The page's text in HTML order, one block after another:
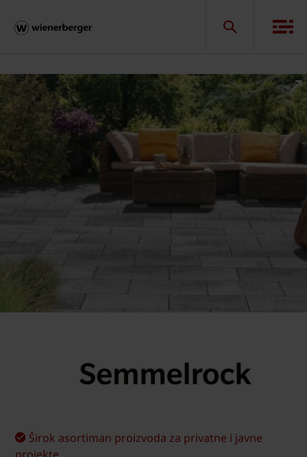
Umbriano - Deluxe dizajn vanjskih
Širok asortiman proizvoda za privatne i javne